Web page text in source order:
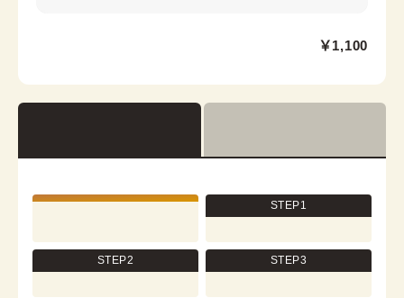
京都府京都市東山区四条通大和大路西入中之町216番地
祇園OKIビル2階
￥1,100
STEP1
STEP2 STEP3